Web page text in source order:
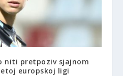
niti pretpoziv sjajnom
europskoj ligi